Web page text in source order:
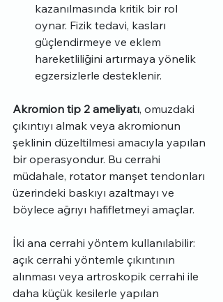
kazanılmasında kritik bir rol
oynar. Fizik tedavi, kasları
güçlendirmeye ve eklem
hareketliliğini artırmaya yönelik
egzersizlerle desteklenir.
Akromion tip 2 ameliyatı, omuzdaki
çıkıntıyı almak veya akromionun
şeklinin düzeltilmesi amacıyla yapılan
bir operasyondur. Bu cerrahi
müdahale, rotator manşet tendonları
üzerindeki baskıyı azaltmayı ve
böylece ağrıyı hafifletmeyi amaçlar.
İki ana cerrahi yöntem kullanılabilir:
açık cerrahi yöntemle çıkıntının
alınması veya artroskopik cerrahi ile
daha küçük kesilerle yapılan